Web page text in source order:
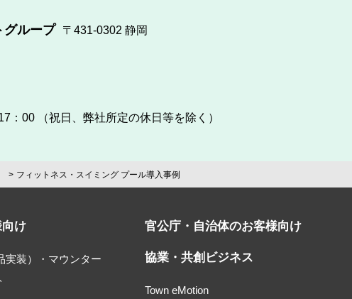
グループ 〒431-0302 静岡
：00 （祝日、弊社所定の休日等を除く）
フィットネス・スイミング プール導入事例
け
実装）・マウンター
官公庁・自治体のお客様向け
協業・共創ビジネス
Town eMotion